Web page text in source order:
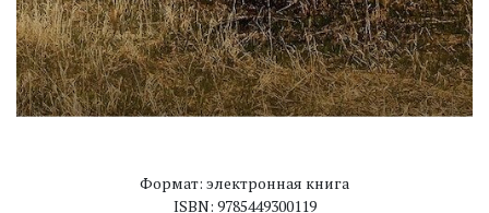
Формат: электронная книга
ISBN: 9785449300119